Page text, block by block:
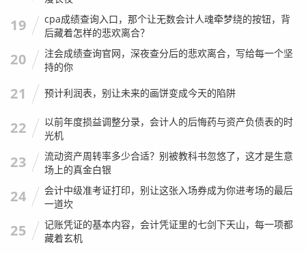
这是CPA做审计时的重点,也是普通老板容易忽略的，很多时
板在幕后控制着公司B、C、D。
怎么看：查看“股东信息”和“对外投资”，如果股东是另
生活实例：我曾经帮一个客户查他的甲方，发现甲方公
司的法人是个老太太，再往上查，这个老太太是另外一
家已经破产跑路公司的法人，这就叫“金蝉脱壳”，如果
我的客户不查这个关联关系，大概率会被同样的套路再
收割一次。
怎么查？工具与渠道的实操建议
19
cpa成绩查询入口，那个让无数会计人魂牵梦绕的按钮，背
后藏着怎样的悲欢离合？
20
注会成绩查询官网，深夜查分后的悲欢离合，写给每一个坚
持的你
21 预计利润表，别让未来的画饼变成今天的陷阱
22
以前年度损益调整分录，会计人的后悔药与资产负债表的时
光机
23
流动资产周转率多少合适？别被教科书忽悠了，这才是生意
场上的真金白银
24
会计中级准考证打印，别让这张入场券成为你进考场的最后
一道坎
25
记账凭证的基本内容，会计凭证里的七剑下天山，每一项都
藏着玄机